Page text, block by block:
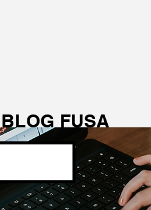
BLOG FUSA